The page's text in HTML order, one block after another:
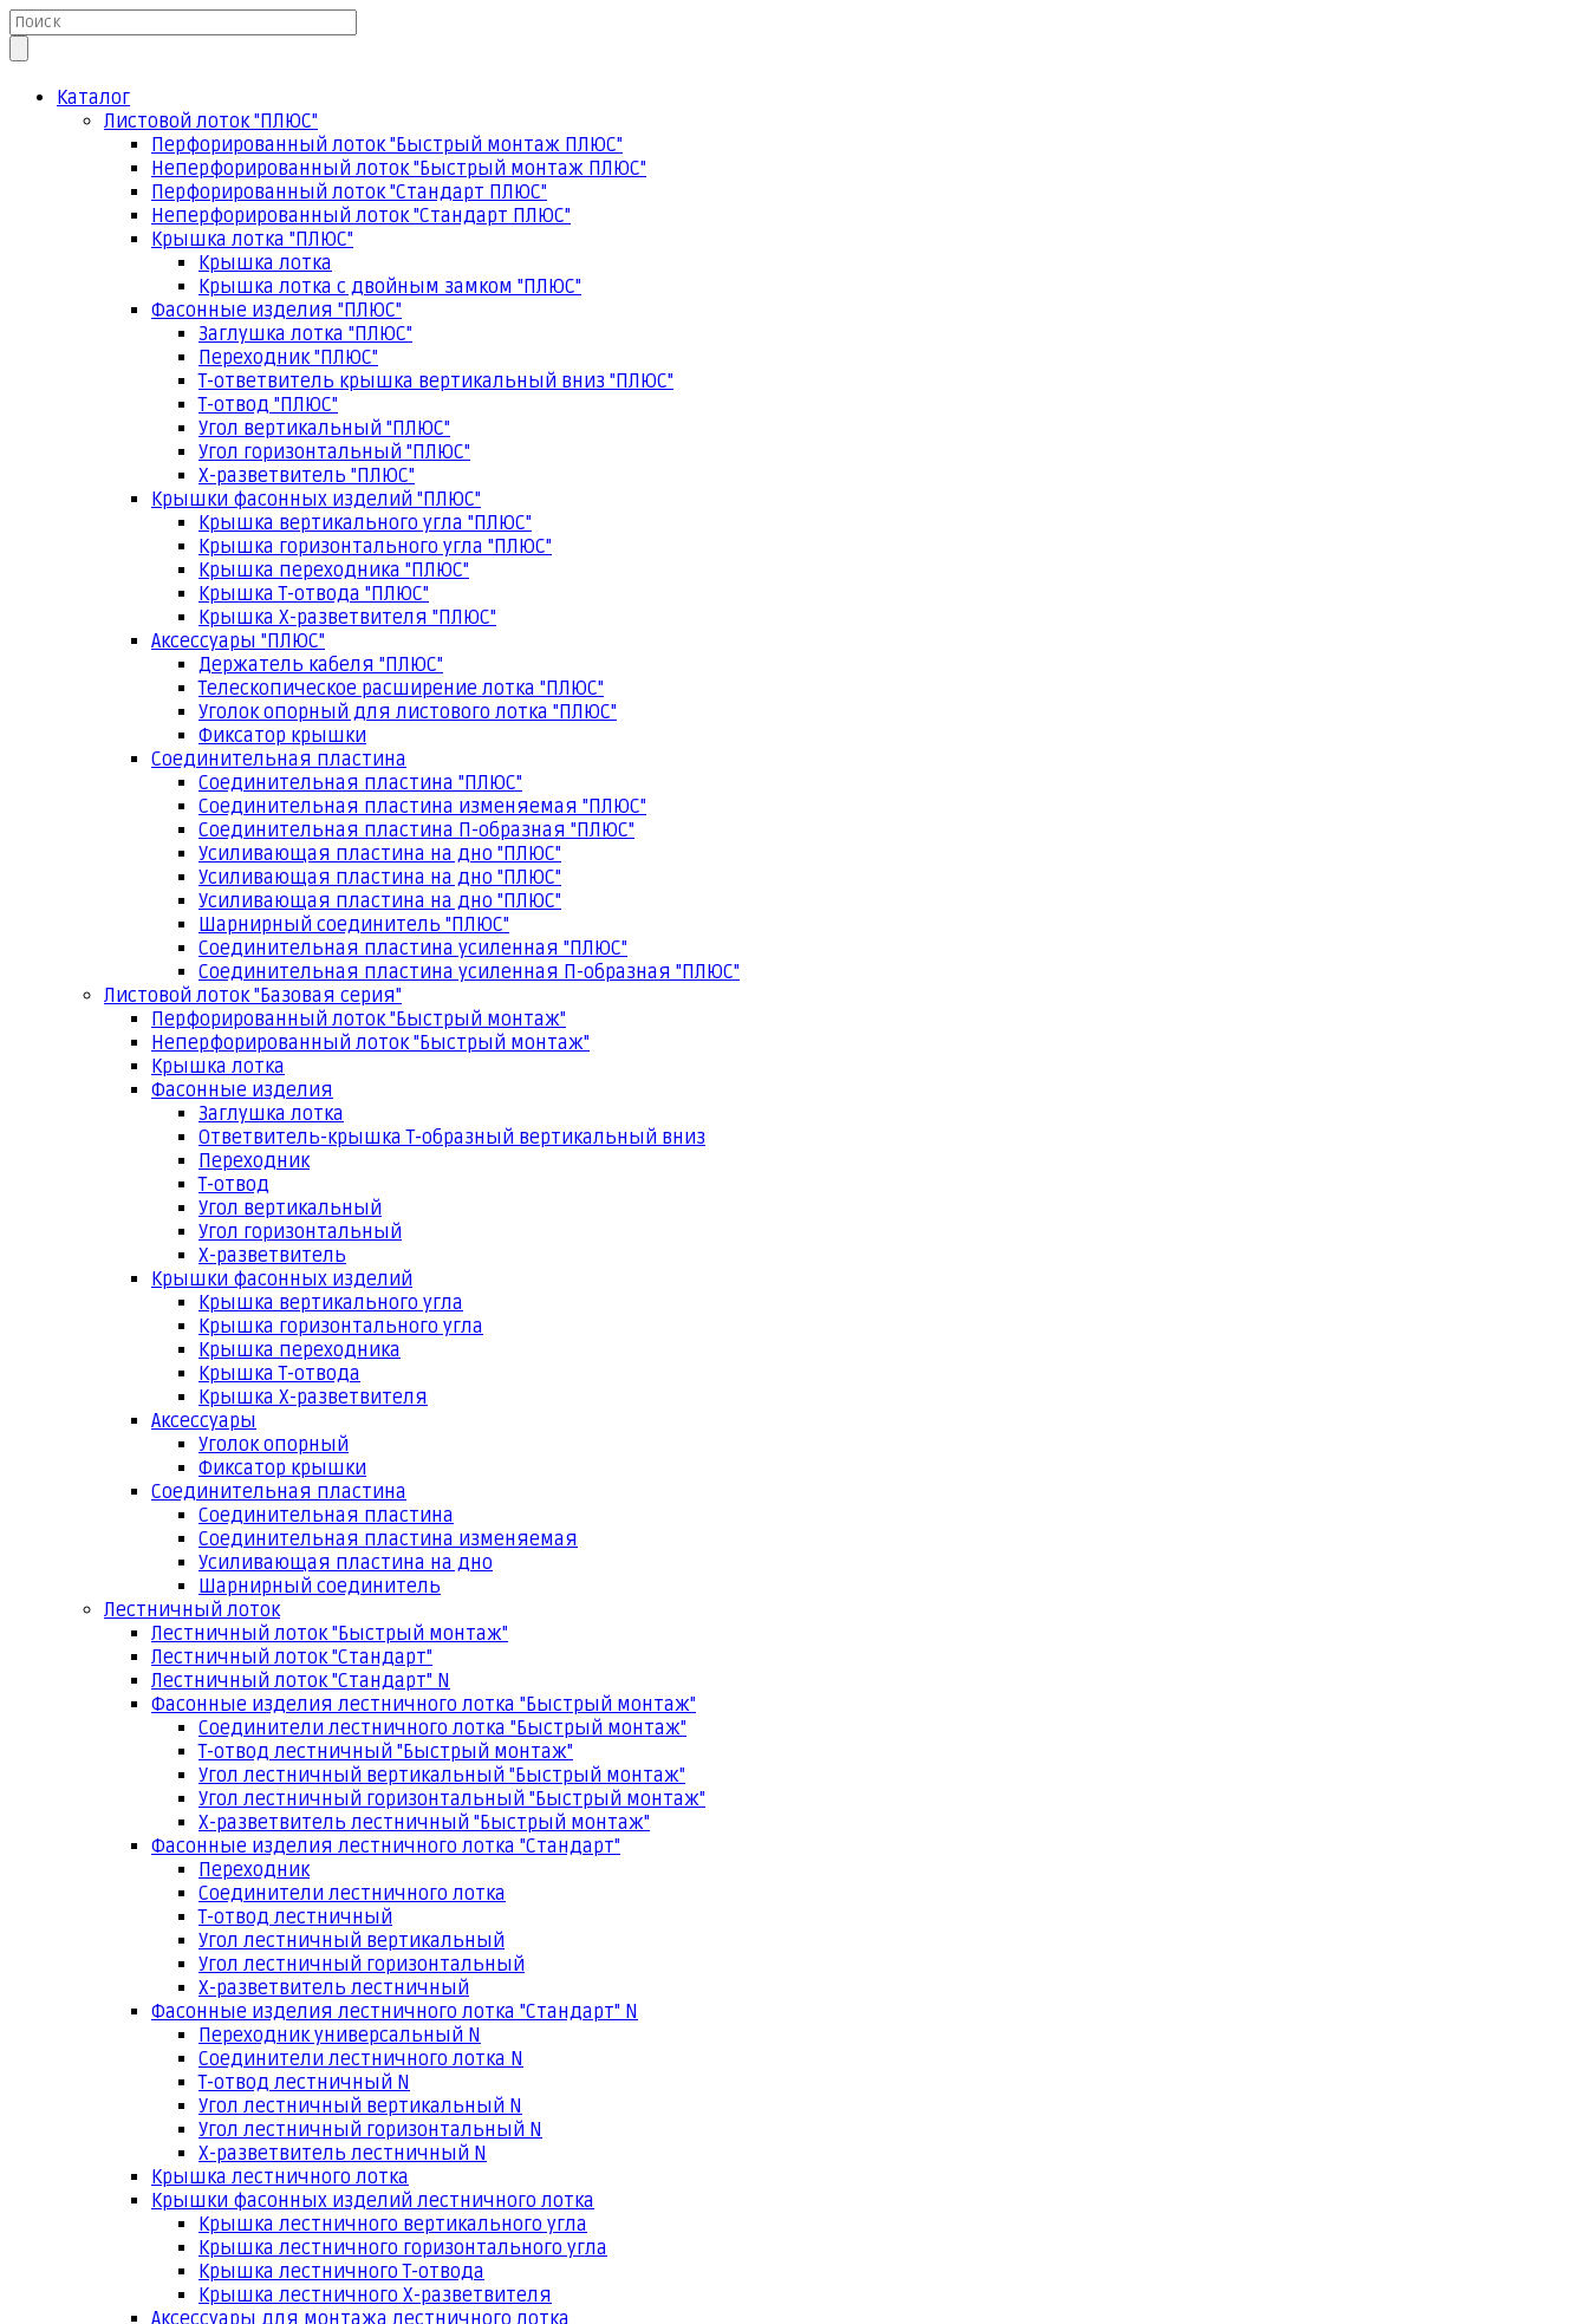
Каталог
Листовой лоток "ПЛЮС"
Перфорированный лоток "Быстрый монтаж ПЛЮС"
Неперфорированный лоток "Быстрый монтаж ПЛЮС"
Перфорированный лоток "Стандарт ПЛЮС"
Неперфорированный лоток "Стандарт ПЛЮС"
Крышка лотка "ПЛЮС"
Крышка лотка
Крышка лотка с двойным замком "ПЛЮС"
Фасонные изделия "ПЛЮС"
Заглушка лотка "ПЛЮС"
Переходник "ПЛЮС"
Т-ответвитель крышка вертикальный вниз "ПЛЮС"
Т-отвод "ПЛЮС"
Угол вертикальный "ПЛЮС"
Угол горизонтальный "ПЛЮС"
Х-разветвитель "ПЛЮС"
Крышки фасонных изделий "ПЛЮС"
Крышка вертикального угла "ПЛЮС"
Крышка горизонтального угла "ПЛЮС"
Крышка переходника "ПЛЮС"
Крышка Т-отвода "ПЛЮС"
Крышка Х-разветвителя "ПЛЮС"
Аксессуары "ПЛЮС"
Держатель кабеля "ПЛЮС"
Телескопическое расширение лотка "ПЛЮС"
Уголок опорный для листового лотка "ПЛЮС"
Фиксатор крышки
Соединительная пластина
Соединительная пластина "ПЛЮС"
Соединительная пластина изменяемая "ПЛЮС"
Соединительная пластина П-образная "ПЛЮС"
Усиливающая пластина на дно "ПЛЮС"
Усиливающая пластина на дно "ПЛЮС"
Усиливающая пластина на дно "ПЛЮС"
Шарнирный соединитель "ПЛЮС"
Соединительная пластина усиленная "ПЛЮС"
Соединительная пластина усиленная П-образная "ПЛЮС"
Листовой лоток "Базовая серия"
Перфорированный лоток "Быстрый монтаж"
Неперфорированный лоток "Быстрый монтаж"
Крышка лотка
Фасонные изделия
Заглушка лотка
Ответвитель-крышка Т-образный вертикальный вниз
Переходник
Т-отвод
Угол вертикальный
Угол горизонтальный
Х-разветвитель
Крышки фасонных изделий
Крышка вертикального угла
Крышка горизонтального угла
Крышка переходника
Крышка Т-отвода
Крышка Х-разветвителя
Аксессуары
Уголок опорный
Фиксатор крышки
Соединительная пластина
Соединительная пластина
Соединительная пластина изменяемая
Усиливающая пластина на дно
Шарнирный соединитель
Лестничный лоток
Лестничный лоток "Быстрый монтаж"
Лестничный лоток "Стандарт"
Лестничный лоток "Стандарт" N
Фасонные изделия лестничного лотка "Быстрый монтаж"
Соединители лестничного лотка "Быстрый монтаж"
Т-отвод лестничный "Быстрый монтаж"
Угол лестничный вертикальный "Быстрый монтаж"
Угол лестничный горизонтальный "Быстрый монтаж"
Х-разветвитель лестничный "Быстрый монтаж"
Фасонные изделия лестничного лотка "Стандарт"
Переходник
Соединители лестничного лотка
Т-отвод лестничный
Угол лестничный вертикальный
Угол лестничный горизонтальный
Х-разветвитель лестничный
Фасонные изделия лестничного лотка "Стандарт" N
Переходник универсальный N
Соединители лестничного лотка N
Т-отвод лестничный N
Угол лестничный вертикальный N
Угол лестничный горизонтальный N
Х-разветвитель лестничный N
Крышка лестничного лотка
Крышки фасонных изделий лестничного лотка
Крышка лестничного вертикального угла
Крышка лестничного горизонтального угла
Крышка лестничного Т-отвода
Крышка лестничного Х-разветвителя
Аксессуары для монтажа лестничного лотка